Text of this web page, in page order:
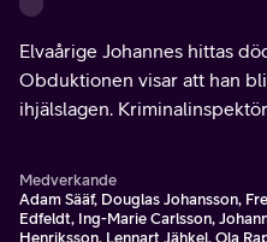
Elvaårige Johannes hittas
Obduktionen visar att han
ihjälslagen.
Medverkande
Adam Sääf, Douglas Johansson,
Edfeldt, Ing-Marie Carlsson,
Henriksson, Lennart Jähkel, Ola